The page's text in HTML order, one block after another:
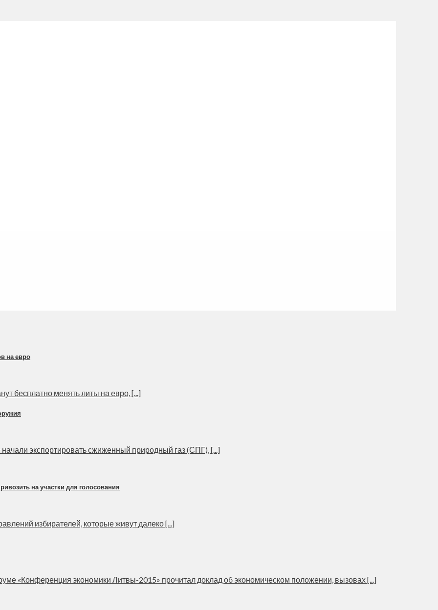
на евро
бесплатно менять литы на евро, [...]
экспортировать сжиженный природный газ (СПГ), [...]
на участки для голосования
избирателей, которые живут далеко [...]
«Конференция экономики Литвы-2015» прочитал доклад об экономическом положении, вызовах [...]